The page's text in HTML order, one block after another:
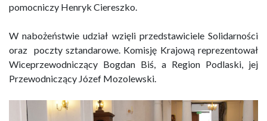
pomocniczy Henryk Ciereszko.
W nabożeństwie udział wzięli przedstawiciele Solidarności
oraz poczty sztandarowe. Komisję Krajową reprezentował
Wiceprzewodniczący Bogdan Biś, a Region Podlaski, jej
Przewodniczący Józef Mozolewski.